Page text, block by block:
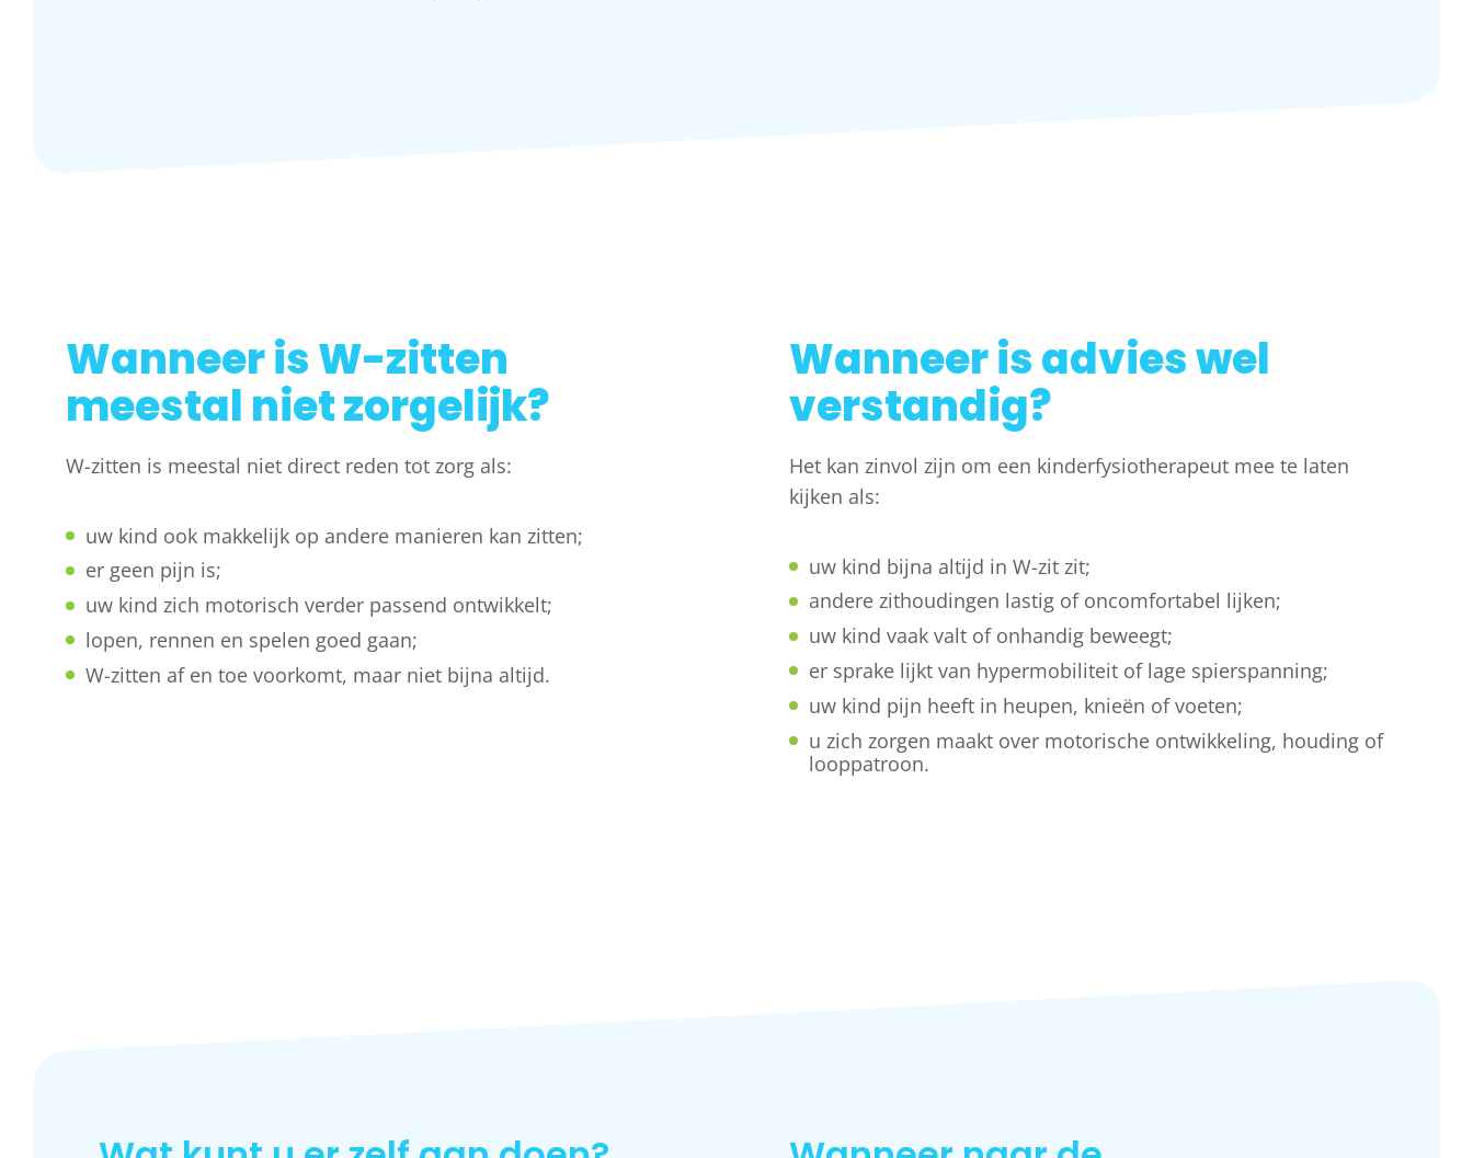
Wanneer is W-zitten
meestal niet zorgelijk?
W-zitten is meestal niet direct reden tot zorg als:
uw kind ook makkelijk op andere manieren kan zitten;
er geen pijn is;
uw kind zich motorisch verder passend ontwikkelt;
lopen, rennen en spelen goed gaan;
W-zitten af en toe voorkomt, maar niet bijna altijd.
Wanneer is advies wel
verstandig?
Het kan zinvol zijn om een kinderfysiotherapeut mee te laten
kijken als:
uw kind bijna altijd in W-zit zit;
andere zithoudingen lastig of oncomfortabel lijken;
uw kind vaak valt of onhandig beweegt;
er sprake lijkt van hypermobiliteit of lage spierspanning;
uw kind pijn heeft in heupen, knieën of voeten;
u zich zorgen maakt over motorische ontwikkeling, houding of
looppatroon.